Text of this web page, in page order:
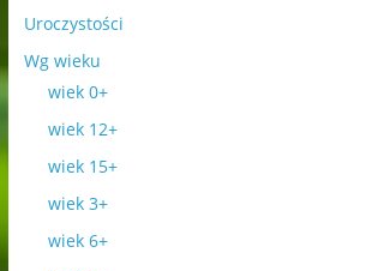
Uroczystości
Wg wieku
wiek 0+
wiek 12+
wiek 15+
wiek 3+
wiek 6+